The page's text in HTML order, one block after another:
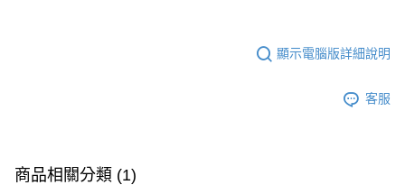
顯示電腦版詳細說明
客服
商品相關分類 (1)